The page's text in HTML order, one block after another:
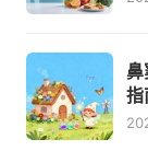
鼻
指